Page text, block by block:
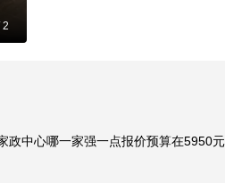
2
政中心哪一家强一点报价预算在5950